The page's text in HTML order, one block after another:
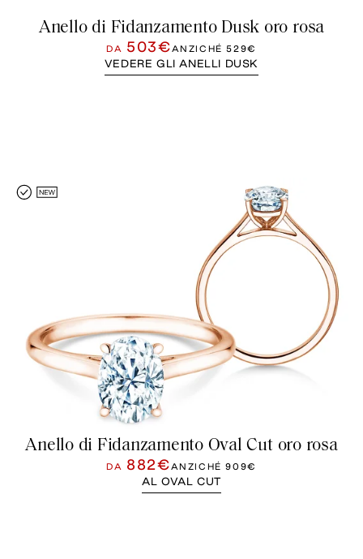
Anello di Fidanzamento Dusk oro rosa
DA 503€ANZICHÉ529€
VEDERE GLI ANELLI DUSK
Anello di Fidanzamento Oval Cut oro rosa
DA 882€ANZICHÉ909€
AL OVAL CUT